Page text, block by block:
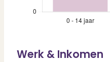
Werk & Inkomen